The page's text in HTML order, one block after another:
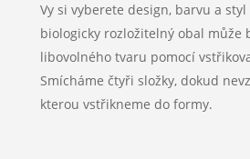
Vy si vyberete design, barvu a
biologicky rozložitelný obal může
libovolného tvaru pomocí
Smícháme čtyři složky, dokud
kterou vstřikneme do formy.